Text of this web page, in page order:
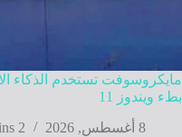
مايكروسوفت تستخدم الذكاء
بطء ويندوز 11
8 أغسطس, 2026
2 mins